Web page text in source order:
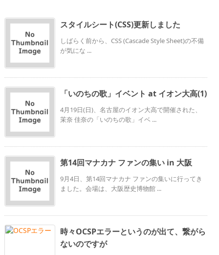
スタイルシート(CSS)更新しました
しばらく前から、CSS (Cascade Style Sheet)の不備
が気にな ...
「いのちの歌」イベント at イオン大高(1)
4月19日(日)、名古屋のイオン大高で開催された、
茉奈 佳奈の「いのちの歌」イベ ...
第14回マナカナ ファンの集い in 大阪
9月4日、第14回マナカナ ファンの集いに行ってき
ました。会場は、大阪歴史博物館 ...
時々OCSPエラーというのが出て、繋がら
ないのですが